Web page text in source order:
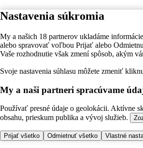
Nastavenia súkromia
My a našich 18 partnerov ukladáme
alebo spravovať voľbou Prijať alebo
Vaše rozhodnutie však zmení spôsob, akým
Svoje nastavenia súhlasu môžete zmeniť
My a naši partneri spracúvame
Používať presné údaje o geolokácii. Aktívne
obsahu, prieskum publika a vývoj služieb.
Prijať všetko Odmietnuť všetko Vlastné